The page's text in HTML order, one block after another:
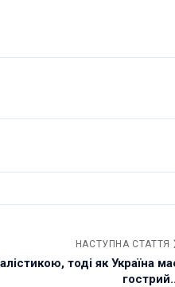
НАСТУПНА СТАТТЯ
тоді як Україна